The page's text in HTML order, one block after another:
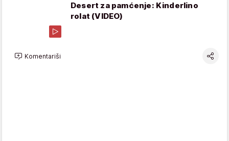
Desert za pamćenje: Kinderlino
rolat (VIDEO)
Komentariši